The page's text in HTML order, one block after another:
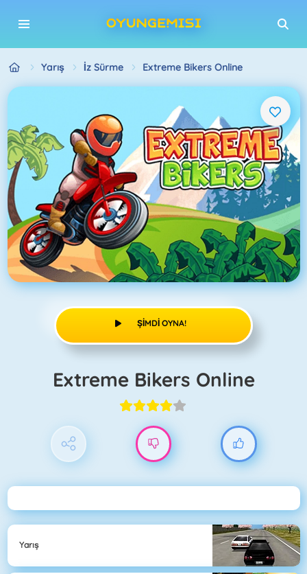
Yarış İz Sürme Extreme Bikers Online
ŞIMDI OYNA!
Extreme Bikers Online
Yarış